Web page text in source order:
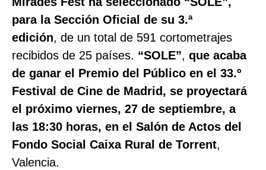
para la Sección Oficial de su 3.ª
edición, de un total de 591 cortometrajes
recibidos de 25 países. “SOLE”, que acaba
de ganar el Premio del Público en el 33.º
Festival de Cine de Madrid, se proyectará
el próximo viernes, 27 de septiembre, a
las 18:30 horas, en el Salón de Actos del
Fondo Social Caixa Rural de Torrent,
Valencia.